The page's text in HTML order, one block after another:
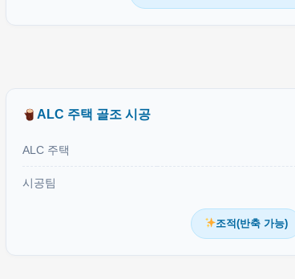
ALC 주택 골조 시공
ALC 주택
시공팀
조적(반축 가능)